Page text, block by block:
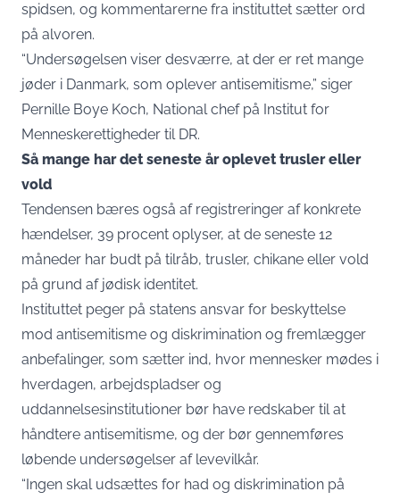
spidsen, og kommentarerne fra instituttet sætter ord
på alvoren.
“Undersøgelsen viser desværre, at der er ret mange
jøder i Danmark, som oplever antisemitisme,” siger
Pernille Boye Koch, National chef på Institut for
Menneskerettigheder til DR.
Så mange har det seneste år oplevet trusler eller
vold
Tendensen bæres også af registreringer af konkrete
hændelser, 39 procent oplyser, at de seneste 12
måneder har budt på tilråb, trusler, chikane eller vold
på grund af jødisk identitet.
Instituttet peger på statens ansvar for beskyttelse
mod antisemitisme og diskrimination og fremlægger
anbefalinger, som sætter ind, hvor mennesker mødes i
hverdagen, arbejdspladser og
uddannelsesinstitutioner bør have redskaber til at
håndtere antisemitisme, og der bør gennemføres
løbende undersøgelser af levevilkår.
“Ingen skal udsættes for had og diskrimination på